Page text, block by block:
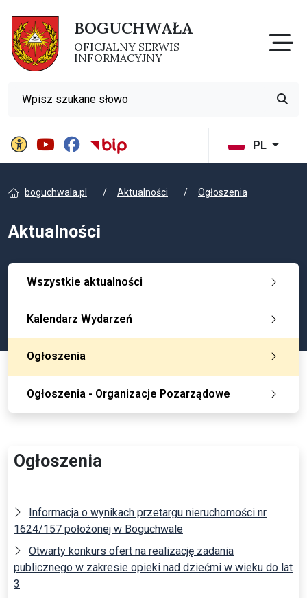
BOGUCHWAŁA
OFICJALNY SERWIS
INFORMACYJNY
PL
Panel ustawień witrynyBIP Gminy Boguchwała
Wyszukiwarka
boguchwala.pl Aktualności Ogłoszenia
Aktualności
Wszystkie aktualności
Kalendarz Wydarzeń
Ogłoszenia
Ogłoszenia - Organizacje Pozarządowe
Ogłoszenia
Informacja o wynikach przetargu nieruchomości nr
1624/157 położonej w Boguchwale
Otwarty konkurs ofert na realizację zadania
publicznego w zakresie opieki nad dziećmi w wieku do lat
3